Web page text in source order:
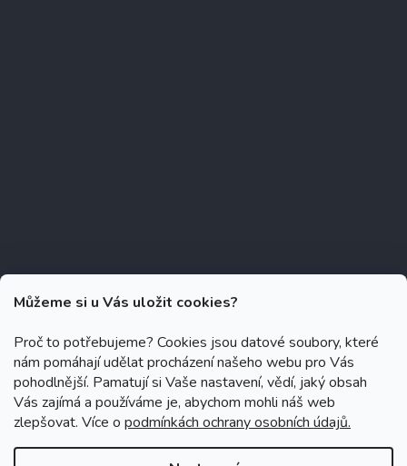
Můžeme si u Vás uložit cookies?
Proč to potřebujeme? Cookies jsou datové soubory, které
nám pomáhají udělat procházení našeho webu pro Vás
pohodlnější. Pamatují si Vaše nastavení, vědí, jaký obsah
Vás zajímá a používáme je, abychom mohli náš web
zlepšovat. Více o podmínkách ochrany osobních údajů.
Copyright 2026 Zubáček.cz . Všechna práva vyhrazena.
Upravit
nastavení cookies
Grafický návrh vytvořil a na Shoptet implementoval Tomáš Hlad
Shoptetak.cz.